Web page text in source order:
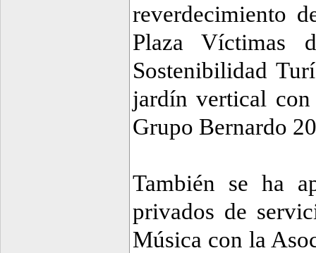
reverdecimiento
Plaza Víctimas
Sostenibilidad
jardín vertical
Grupo Bernardo
También se ha
privados de
Música con la